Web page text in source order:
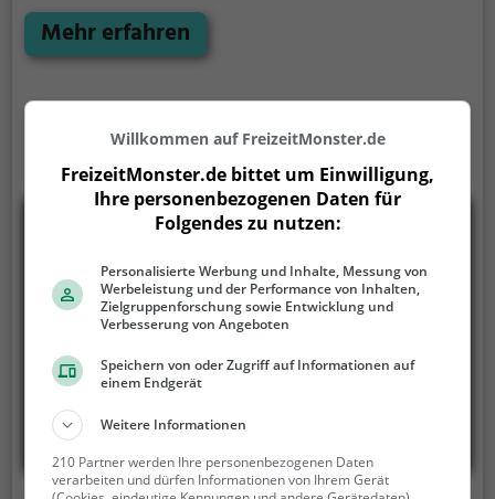
du auf der Website
Mehr erfahren
Willkommen auf FreizeitMonster.de
FreizeitMonster.de bittet um Einwilligung,
Ihre personenbezogenen Daten für
Folgendes zu nutzen:
Personalisierte Werbung und Inhalte, Messung von
Werbeleistung und der Performance von Inhalten,
Zielgruppenforschung sowie Entwicklung und
Verbesserung von Angeboten
Speichern von oder Zugriff auf Informationen auf
einem Endgerät
Weitere Informationen
210 Partner werden Ihre personenbezogenen Daten
verarbeiten und dürfen Informationen von Ihrem Gerät